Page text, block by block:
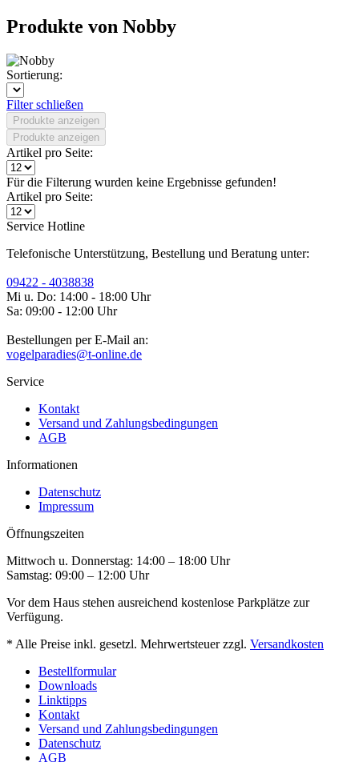
Produkte von Nobby
Sortierung:
Filter schließen
Produkte anzeigen
Produkte anzeigen
Artikel pro Seite:
Für die Filterung wurden keine Ergebnisse gefunden!
Artikel pro Seite:
Service Hotline
Telefonische Unterstützung, Bestellung und Beratung unter:
09422 - 4038838
Mi u. Do: 14:00 - 18:00 Uhr
Sa: 09:00 - 12:00 Uhr
Bestellungen per E-Mail an:
vogelparadies@t-online.de
Service
Kontakt
Versand und Zahlungsbedingungen
AGB
Informationen
Datenschutz
Impressum
Öffnungszeiten
Mittwoch u. Donnerstag: 14:00 – 18:00 Uhr
Samstag: 09:00 – 12:00 Uhr
Vor dem Haus stehen ausreichend kostenlose Parkplätze zur
Verfügung.
* Alle Preise inkl. gesetzl. Mehrwertsteuer zzgl. Versandkosten
Bestellformular
Downloads
Linktipps
Kontakt
Versand und Zahlungsbedingungen
Datenschutz
AGB